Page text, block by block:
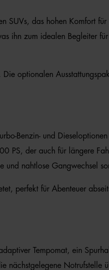
SUVs, das hohen Komfort für
ihn zum idealen Begleiter für
optionalen
Benzin- und
PS, der auch für längere
und nahtlose Gangwechsel
perfekt für Abenteuer
Tempomat, ein
nächstgelegene Notrufstelle